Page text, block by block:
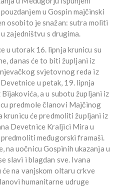
u Gospin majčinski
osobito je snažan: sutra moliti
zajedništvu s drugima.
u utorak 16. lipnja krunicu su
danas će to biti župljani iz
svjetovnog reda iz
u petak, 19. lipnja
a u subotu župljani iz
predmole članovi Majčinog
krunicu će predmoliti župljani iz
Devetnice Kraljici Mira u
međugorski framaši.
na uočnicu Gospinih ukazanja u
slavi i blagdan sve. Ivana
na vanjskom oltaru crkve
humanitarne udruge